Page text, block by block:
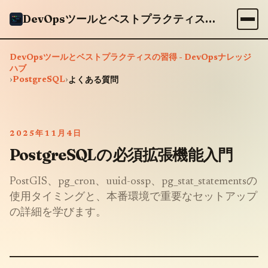
DevOpsツールとベストプラクティスの習得 - DevOpsナレッジハブ
DevOpsツールとベストプラクティスの習得 - DevOpsナレッジ
ハブ
›PostgreSQL›よくある質問
2025年11月4日
PostgreSQLの必須拡張機能入門
PostGIS、pg_cron、uuid-ossp、pg_stat_statementsの
使用タイミングと、本番環境で重要なセットアップ
の詳細を学びます。